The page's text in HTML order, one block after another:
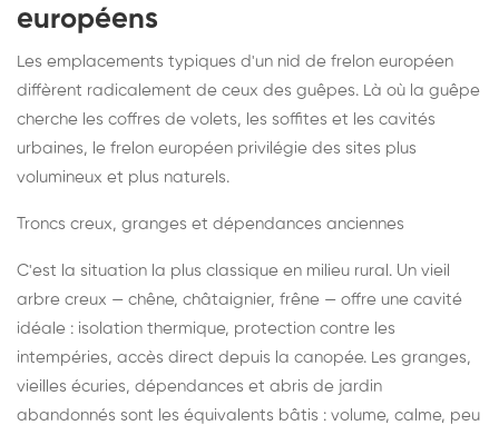
européens
Les emplacements typiques d'un nid de frelon européen
diffèrent radicalement de ceux des guêpes. Là où la guêpe
cherche les coffres de volets, les soffites et les cavités
urbaines, le frelon européen privilégie des sites plus
volumineux et plus naturels.
Troncs creux, granges et dépendances anciennes
C'est la situation la plus classique en milieu rural. Un vieil
arbre creux — chêne, châtaignier, frêne — offre une cavité
idéale : isolation thermique, protection contre les
intempéries, accès direct depuis la canopée. Les granges,
vieilles écuries, dépendances et abris de jardin
abandonnés sont les équivalents bâtis : volume, calme, peu